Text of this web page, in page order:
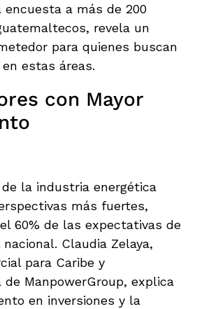
encuesta a más de 200
revela un
para quienes buscan
estas áreas.
con Mayor
la industria energética
más fuertes,
60% de las expectativas de
Claudia Zelaya,
para Caribe y
de ManpowerGroup, explica
en inversiones y la